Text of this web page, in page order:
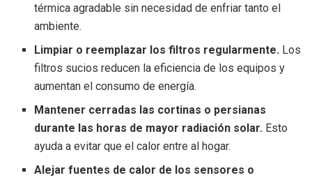
térmica agradable sin necesidad de enfriar tanto el
ambiente.
Limpiar o reemplazar los filtros regularmente. Los
filtros sucios reducen la eficiencia de los equipos y
aumentan el consumo de energía.
Mantener cerradas las cortinas o persianas
durante las horas de mayor radiación solar. Esto
ayuda a evitar que el calor entre al hogar.
Alejar fuentes de calor de los sensores o